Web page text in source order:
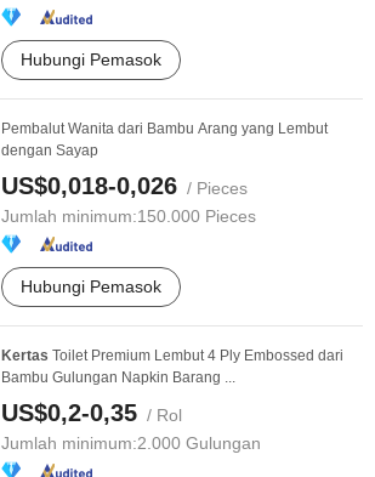
Hubungi Pemasok
Pembalut Wanita dari Bambu Arang yang Lembut
dengan Sayap
US$0,018-0,026 / Pieces
Jumlah minimum:150.000 Pieces
Hubungi Pemasok
Kertas Toilet Premium Lembut 4 Ply Embossed dari
Bambu Gulungan Napkin Barang ...
US$0,2-0,35 / Rol
Jumlah minimum:2.000 Gulungan